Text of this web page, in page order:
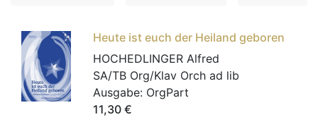
Heute ist euch der Heiland geboren
HOCHEDLINGER Alfred
SA/TB Org/Klav Orch ad lib
Ausgabe: OrgPart
11,30 €